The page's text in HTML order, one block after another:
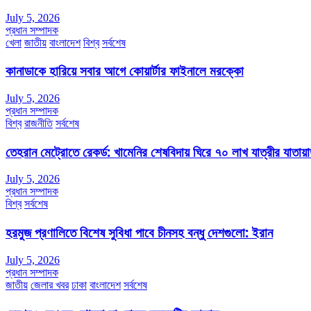
July 5, 2026
প্রধান সম্পাদক
খেলা জাতীয় বাংলাদেশ বিশ্ব সর্বশেষ
কানাডাকে হারিয়ে সবার আগে কোয়ার্টার ফাইনালে মরক্কো
July 5, 2026
প্রধান সম্পাদক
বিশ্ব রাজনীতি সর্বশেষ
তেহরান মেট্রোতে রেকর্ড: খামেনির শেষবিদায় ঘিরে ৭০ লাখ যাত্রীর
July 5, 2026
প্রধান সম্পাদক
বিশ্ব সর্বশেষ
হরমুজ প্রণালিতে বিশেষ সুবিধা পাবে চীনসহ বন্ধু দেশগুলো: ইরান
July 5, 2026
প্রধান সম্পাদক
জাতীয় জেলার খবর ঢাকা বাংলাদেশ সর্বশেষ